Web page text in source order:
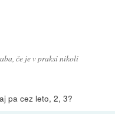
če je v praksi nikoli
pa cez leto, 2, 3?